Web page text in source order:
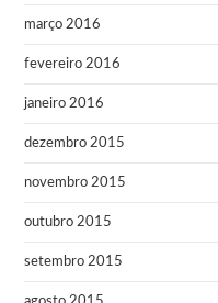
março 2016
fevereiro 2016
janeiro 2016
dezembro 2015
novembro 2015
outubro 2015
setembro 2015